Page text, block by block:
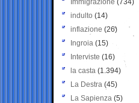
Immigrazione (734)
indulto (14)
inflazione (26)
Ingroia (15)
Interviste (16)
la casta (1.394)
La Destra (45)
La Sapienza (5)